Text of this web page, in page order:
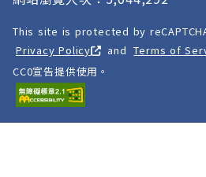
This site is protected by
Privacy Policy
and Terms of
CC0宣告提供使用。